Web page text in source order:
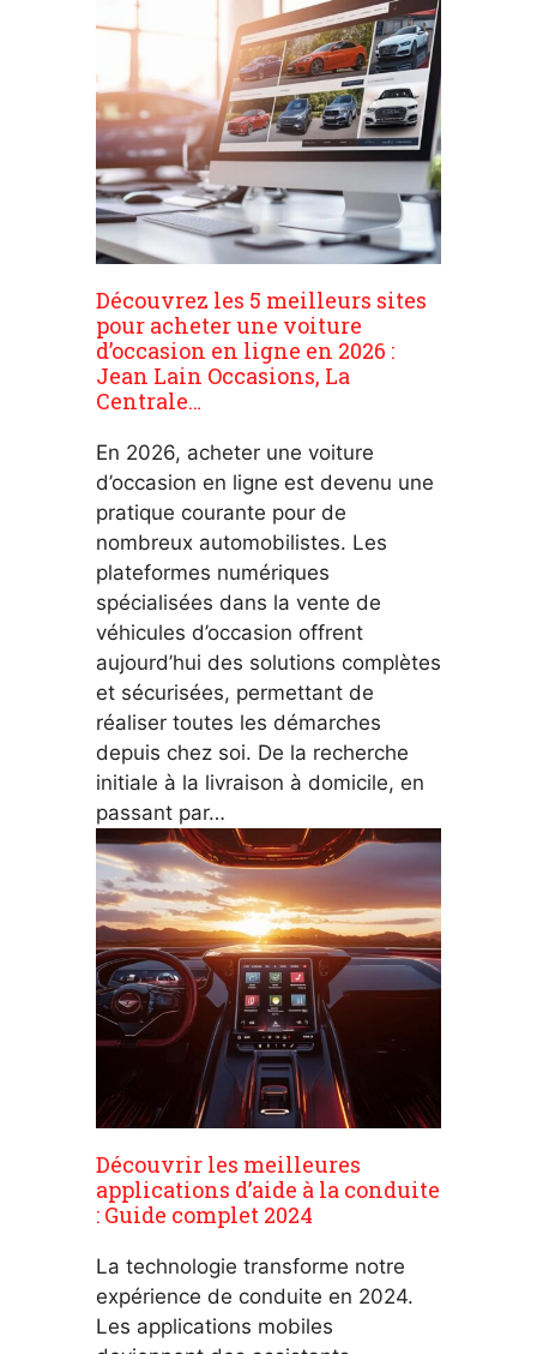
Découvrez les 5 meilleurs sites
pour acheter une voiture
d’occasion en ligne en 2026 :
Jean Lain Occasions, La
Centrale…
En 2026, acheter une voiture
d’occasion en ligne est devenu une
pratique courante pour de
nombreux automobilistes. Les
plateformes numériques
spécialisées dans la vente de
véhicules d’occasion offrent
aujourd’hui des solutions complètes
et sécurisées, permettant de
réaliser toutes les démarches
depuis chez soi. De la recherche
initiale à la livraison à domicile, en
passant par…
Découvrir les meilleures
applications d’aide à la conduite
: Guide complet 2024
La technologie transforme notre
expérience de conduite en 2024.
Les applications mobiles